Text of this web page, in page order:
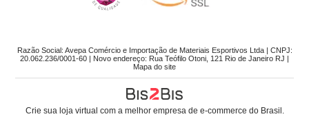
Razão Social: Avepa Comércio e Importação de Materiais Esportivos Ltda | CNPJ:
20.062.236/0001-60 | Novo endereço: Rua Teófilo Otoni, 121 Rio de Janeiro RJ |
Mapa do site
Crie sua loja virtual com a melhor empresa de e-commerce do Brasil.